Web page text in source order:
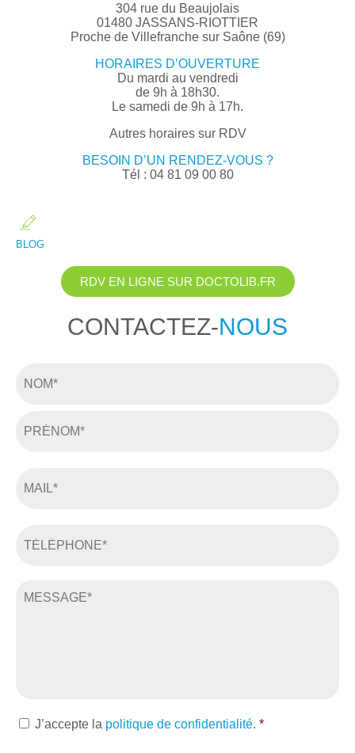
304 rue du Beaujolais
01480 JASSANS-RIOTTIER
Proche de Villefranche sur Saône (69)
HORAIRES D’OUVERTURE
Du mardi au vendredi
de 9h à 18h30.
Le samedi de 9h à 17h.
Autres horaires sur RDV
BESOIN D’UN RENDEZ-VOUS ?
Tél : 04 81 09 00 80
BLOG
RDV EN LIGNE SUR DOCTOLIB.FR
CONTACTEZ-NOUS
*
*
mail
*
*
RGPD
*
J’accepte la politique de confidentialité. *